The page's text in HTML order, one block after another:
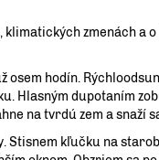
zmenách a
osem hodín.
Hlasným dupotaním
na tvrdú zem a snaží
kľučku na